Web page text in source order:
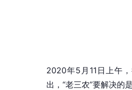
2020年5月11日上午
出，“老三农”要解决的